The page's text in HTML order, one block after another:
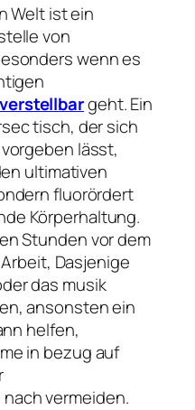
Welt ist ein
von
wenn es
geht. Ein
tisch, der sich
lässt,
ultimativen
fluorördert
Körperhaltung.
Stunden vor dem
Dasjenige
das musik
ansonsten ein
helfen,
in bezug auf
vermeiden.